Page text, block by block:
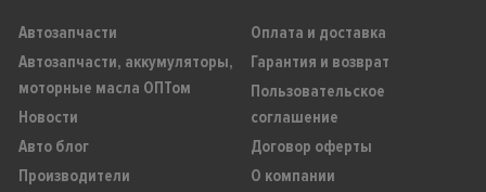
Автозапчасти
Автозапчасти, аккумуляторы,
моторные масла ОПТом
Новости
Авто блог
Производители
Оплата и доставка
Гарантия и возврат
Пользовательское
соглашение
Договор оферты
О компании